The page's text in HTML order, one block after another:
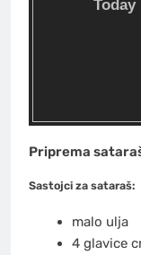
Priprema
Sastojci za sataraš:
malo ulja
4 glavice